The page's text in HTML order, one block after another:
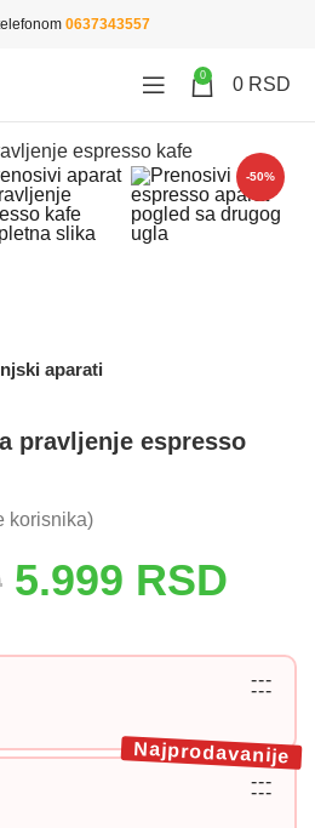
0637343557
0 0 RSD
-50%
aparati
pravljenje espresso
korisnika)
5.999 RSD
---
---
---
---
Najprodavanije